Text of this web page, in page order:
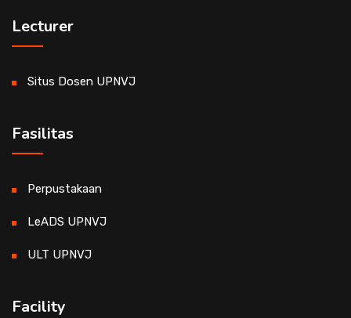
Lecturer
Situs Dosen UPNVJ
Fasilitas
Perpustakaan
LeADS UPNVJ
ULT UPNVJ
Facility